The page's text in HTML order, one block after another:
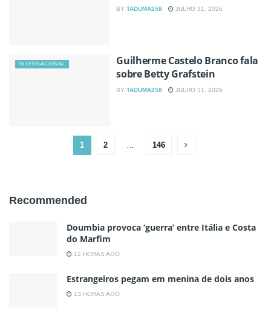
BY TADUMA258 JULHO 31, 2026
INTERNACIONAL
Guilherme Castelo Branco fala
sobre Betty Grafstein
BY TADUMA258 JULHO 31, 2026
1 2 146
Recommended
Doumbia provoca ‘guerra’ entre Itália e Costa
do Marfim
12 HORAS AGO
Estrangeiros pegam em menina de dois anos
13 HORAS AGO